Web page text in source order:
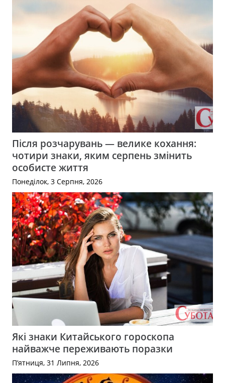
Після розчарувань — велике кохання:
чотири знаки, яким серпень змінить
особисте життя
Понеділок, 3 Серпня, 2026
Які знаки Китайського гороскопа
найважче переживають поразки
П’ятниця, 31 Липня, 2026